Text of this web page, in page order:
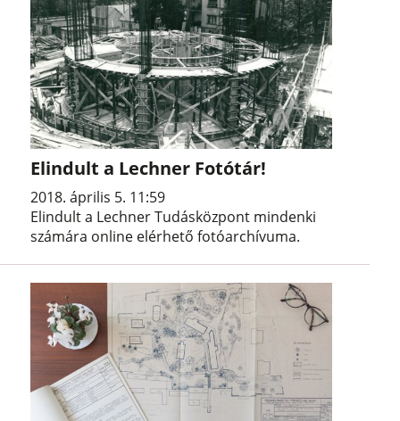
Elindult a Lechner Fotótár!
2018. április 5. 11:59
Elindult a Lechner Tudásközpont mindenki
számára online elérhető fotóarchívuma.